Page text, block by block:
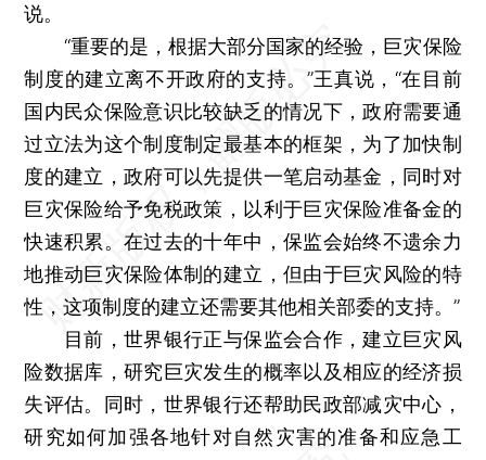
说。
“重要的是，根据大部分国家的经验，巨灾保险
制度的建立离不开政府的支持。”王真说，“在目前
国内民众保险意识比较缺乏的情况下，政府需要通
过立法为这个制度制定最基本的框架，为了加快制
度的建立，政府可以先提供一笔启动基金，同时对
巨灾保险给予免税政策，以利于巨灾保险准备金的
快速积累。在过去的十年中，保监会始终不遗余力
地推动巨灾保险体制的建立，但由于巨灾风险的特
性，这项制度的建立还需要其他相关部委的支持。”
目前，世界银行正与保监会合作，建立巨灾风
险数据库，研究巨灾发生的概率以及相应的经济损
失评估。同时，世界银行还帮助民政部减灾中心，
研究如何加强各地针对自然灾害的准备和应急工